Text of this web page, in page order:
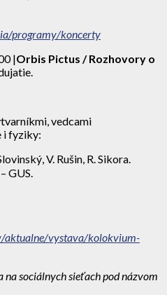
programy/koncerty
|Orbis Pictus / Rozhovory o
vedcami
i fyziky:
V. Rušin, R. Sikora.
GUS.
aktualne/vystava/kolokvium-
na sociálnych sieťach pod názvom